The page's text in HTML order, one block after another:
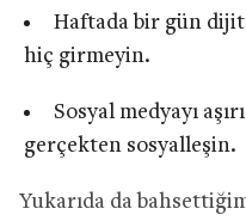
Haftada bir gün
hiç girmeyin.
Sosyal medyayı
gerçekten sosyalleşin.
Yukarıda da